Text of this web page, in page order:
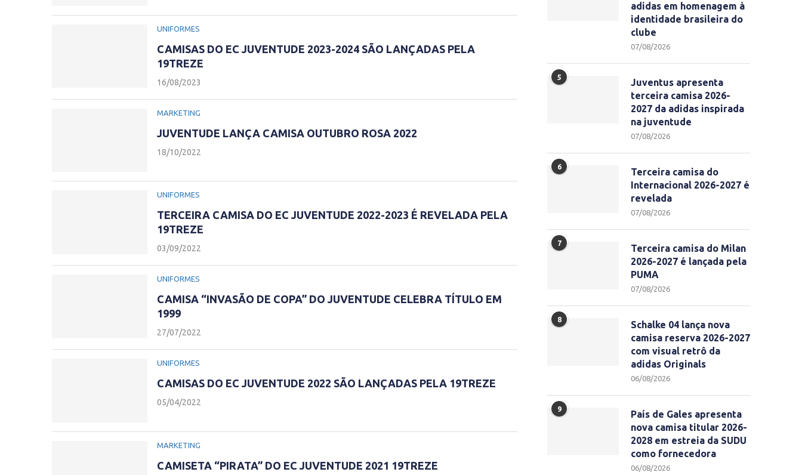
UNIFORMES
CAMISAS DO EC JUVENTUDE 2023-2024 SÃO LANÇADAS PELA
19TREZE
16/08/2023
MARKETING
JUVENTUDE LANÇA CAMISA OUTUBRO ROSA 2022
18/10/2022
UNIFORMES
TERCEIRA CAMISA DO EC JUVENTUDE 2022-2023 É REVELADA PELA
19TREZE
03/09/2022
UNIFORMES
CAMISA “INVASÃO DE COPA” DO JUVENTUDE CELEBRA TÍTULO EM
1999
27/07/2022
UNIFORMES
CAMISAS DO EC JUVENTUDE 2022 SÃO LANÇADAS PELA 19TREZE
05/04/2022
MARKETING
CAMISETA “PIRATA” DO EC JUVENTUDE 2021 19TREZE
adidas em homenagem à
identidade brasileira do
clube
07/08/2026
5
Juventus apresenta
terceira camisa 2026-
2027 da adidas inspirada
na juventude
07/08/2026
6
Terceira camisa do
Internacional 2026-2027 é
revelada
07/08/2026
7
Terceira camisa do Milan
2026-2027 é lançada pela
PUMA
07/08/2026
8
Schalke 04 lança nova
camisa reserva 2026-2027
com visual retrô da
adidas Originals
06/08/2026
9
País de Gales apresenta
nova camisa titular 2026-
2028 em estreia da SUDU
como fornecedora
06/08/2026